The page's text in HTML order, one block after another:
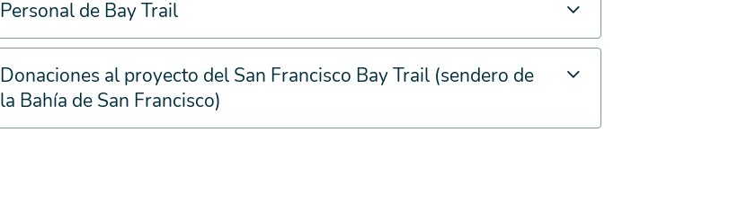
Personal de Bay Trail
Donaciones al proyecto del San Francisco Bay Trail (sendero de
la Bahía de San Francisco)